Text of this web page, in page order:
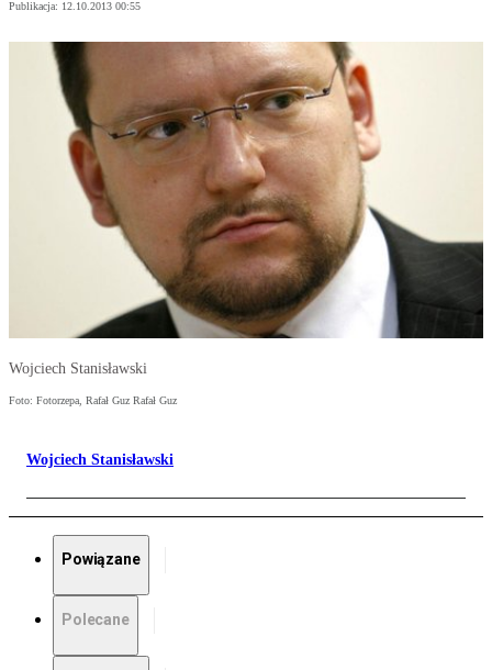
Publikacja: 12.10.2013 00:55
Wojciech Stanisławski
Foto: Fotorzepa, Rafał Guz Rafał Guz
Wojciech Stanisławski
Powiązane
Polecane